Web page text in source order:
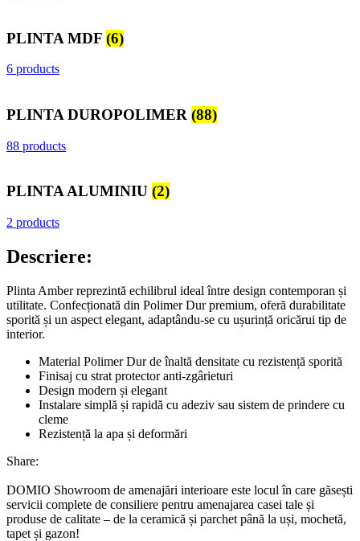
PLINTA MDF (6)
6 products
PLINTA DUROPOLIMER (88)
88 products
PLINTA ALUMINIU (2)
2 products
Descriere:
Plinta Amber reprezintă echilibrul ideal între design contemporan și
utilitate. Confecționată din Polimer Dur premium, oferă durabilitate
sporită și un aspect elegant, adaptându-se cu ușurință oricărui tip de
interior.
Material Polimer Dur de înaltă densitate cu rezistență sporită
Finisaj cu strat protector anti-zgârieturi
Design modern și elegant
Instalare simplă și rapidă cu adeziv sau sistem de prindere cu
cleme
Rezistență la apa și deformări
Share:
DOMIO Showroom de amenajări interioare este locul în care găsești
servicii complete de consiliere pentru amenajarea casei tale și
produse de calitate – de la ceramică și parchet până la uși, mochetă,
tapet și gazon!